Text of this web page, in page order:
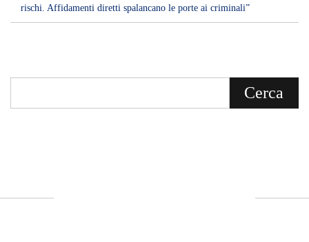
rischi. Affidamenti diretti spalancano le porte ai criminali”